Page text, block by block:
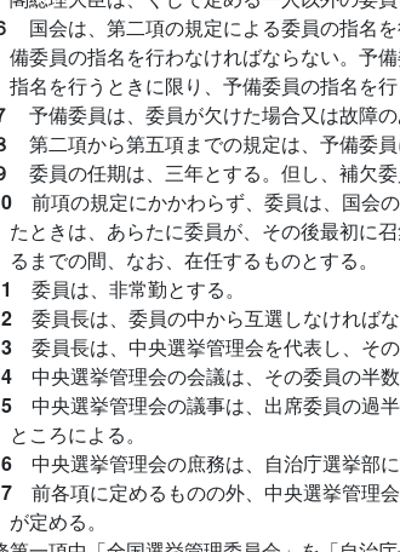
国会は、第二項の規定による委員の指名
備委員の指名を行わなければならない。予
指名を行うときに限り、予備委員の指名を行
予備委員は、委員が欠けた場合又は故障
第二項から第五項までの規定は、予備委員
委員の任期は、三年とする。但し、補欠
前項の規定にかかわらず、委員は、国会
たときは、あらたに委員が、その後最初に
るまでの間、なお、在任するものとする。
委員は、非常勤とする。
委員長は、委員の中から互選しなければな
委員長は、中央選挙管理会を代表し、その
中央選挙管理会の会議は、その委員の半
中央選挙管理会の議事は、出席委員の過
ところによる。
中央選挙管理会の庶務は、自治庁選挙部に
前各項に定めるものの外、中央選挙管理
が定める。